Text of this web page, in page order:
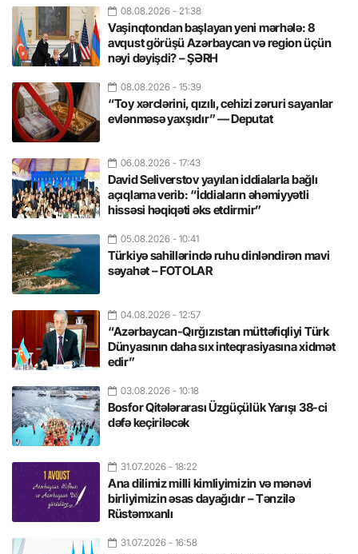
08.08.2026 - 21:38
Vaşinqtondan başlayan yeni mərhələ: 8
avqust görüşü Azərbaycan və region üçün
nəyi dəyişdi? – ŞƏRH
08.08.2026 - 15:39
“Toy xərclərini, qızılı, cehizi zəruri sayanlar
evlənməsə yaxşıdır” — Deputat
06.08.2026 - 17:43
David Seliverstov yayılan iddialarla bağlı
açıqlama verib: “İddiaların əhəmiyyətli
hissəsi həqiqəti əks etdirmir”
05.08.2026 - 10:41
Türkiyə sahillərində ruhu dinləndirən mavi
səyahət – FOTOLAR
04.08.2026 - 12:57
“Azərbaycan-Qırğızıstan müttəfiqliyi Türk
Dünyasının daha sıx inteqrasiyasına xidmət
edir”
03.08.2026 - 10:18
Bosfor Qitələrarası Üzgüçülük Yarışı 38-ci
dəfə keçiriləcək
31.07.2026 - 18:22
Ana dilimiz milli kimliyimizin və mənəvi
birliyimizin əsas dayağıdır – Tənzilə
Rüstəmxanlı
31.07.2026 - 16:58